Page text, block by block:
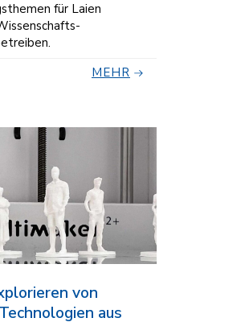
für Laien
MEHR
von
aus